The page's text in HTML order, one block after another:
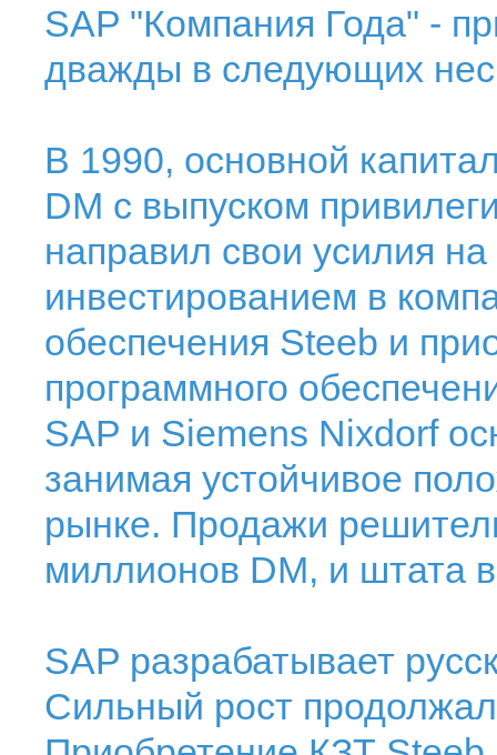
SAP "Компания Года" -
дважды в следующих
В 1990, основной
DM с выпуском
направил свои усилия
инвестированием в
обеспечения Steeb и
программного
SAP и Siemens Nixdorf
занимая устойчивое
рынке. Продажи
миллионов DM, и штата
SAP разрабатывает
Сильный рост